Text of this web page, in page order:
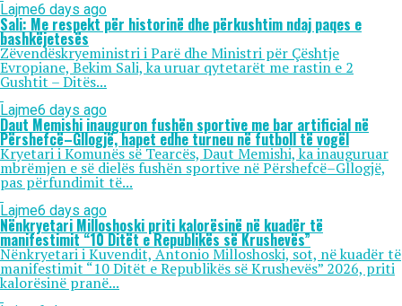
Lajme6 days ago
Sali: Me respekt për historinë dhe përkushtim ndaj paqes e
bashkëjetesës
Zëvendëskryeministri i Parë dhe Ministri për Çështje
Evropiane, Bekim Sali, ka uruar qytetarët me rastin e 2
Gushtit – Ditës...
Lajme6 days ago
Daut Memishi inauguron fushën sportive me bar artificial në
Përshefcë–Gllogjë, hapet edhe turneu në futboll të vogël
Kryetari i Komunës së Tearcës, Daut Memishi, ka inauguruar
mbrëmjen e së dielës fushën sportive në Përshefcë–Gllogjë,
pas përfundimit të...
Lajme6 days ago
Nënkryetari Milloshoski priti kalorësinë në kuadër të
manifestimit “10 Ditët e Republikës së Krushevës”
Nënkryetari i Kuvendit, Antonio Milloshoski, sot, në kuadër të
manifestimit “10 Ditët e Republikës së Krushevës” 2026, priti
kalorësinë pranë...